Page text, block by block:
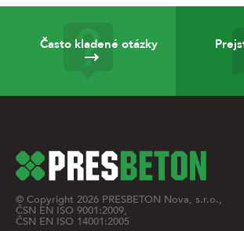
Často kladené otázky
© Copyright 2026 PRESBETON Nova, s.r.o.,
ČSN EN ISO 9001:2009,
ČSN EN ISO 14001:2005